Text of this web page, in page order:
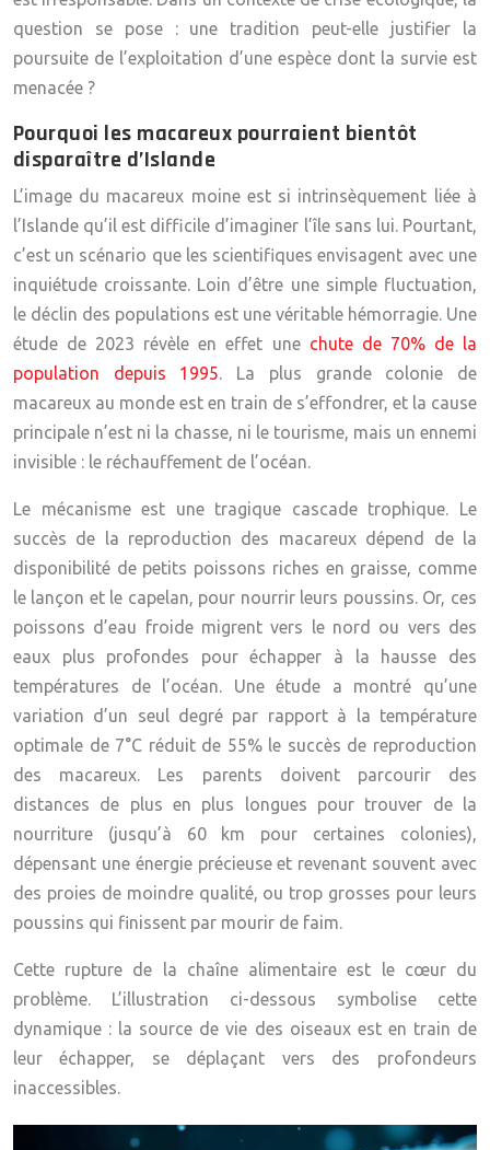
question se pose : une tradition peut-elle justifier la
poursuite de l’exploitation d’une espèce dont la survie est
menacée ?
Pourquoi les macareux pourraient bientôt
disparaître d’Islande
L’image du macareux moine est si intrinsèquement liée à
l’Islande qu’il est difficile d’imaginer l’île sans lui. Pourtant,
c’est un scénario que les scientifiques envisagent avec une
inquiétude croissante. Loin d’être une simple fluctuation,
le déclin des populations est une véritable hémorragie. Une
étude de 2023 révèle en effet une chute de 70% de la
population depuis 1995. La plus grande colonie de
macareux au monde est en train de s’effondrer, et la cause
principale n’est ni la chasse, ni le tourisme, mais un ennemi
invisible : le réchauffement de l’océan.
Le mécanisme est une tragique cascade trophique. Le
succès de la reproduction des macareux dépend de la
disponibilité de petits poissons riches en graisse, comme
le lançon et le capelan, pour nourrir leurs poussins. Or, ces
poissons d’eau froide migrent vers le nord ou vers des
eaux plus profondes pour échapper à la hausse des
températures de l’océan. Une étude a montré qu’une
variation d’un seul degré par rapport à la température
optimale de 7°C réduit de 55% le succès de reproduction
des macareux. Les parents doivent parcourir des
distances de plus en plus longues pour trouver de la
nourriture (jusqu’à 60 km pour certaines colonies),
dépensant une énergie précieuse et revenant souvent avec
des proies de moindre qualité, ou trop grosses pour leurs
poussins qui finissent par mourir de faim.
Cette rupture de la chaîne alimentaire est le cœur du
problème. L’illustration ci-dessous symbolise cette
dynamique : la source de vie des oiseaux est en train de
leur échapper, se déplaçant vers des profondeurs
inaccessibles.